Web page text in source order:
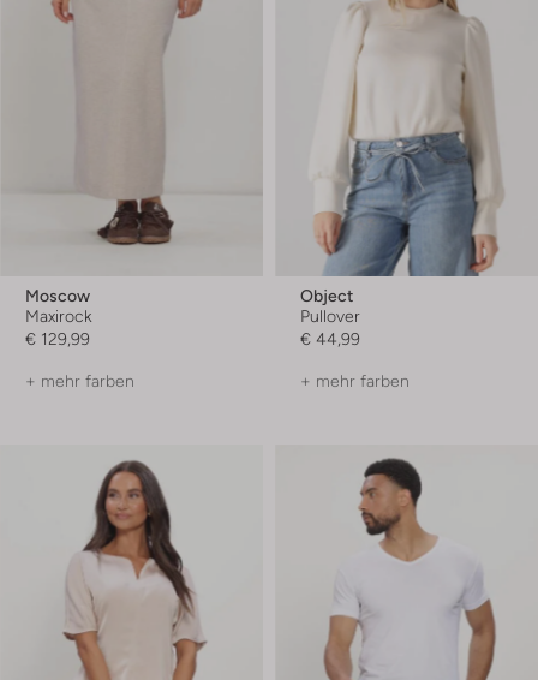
Moscow
Maxirock
€ 129,99
+ mehr farben
Object
Pullover
€ 44,99
+ mehr farben